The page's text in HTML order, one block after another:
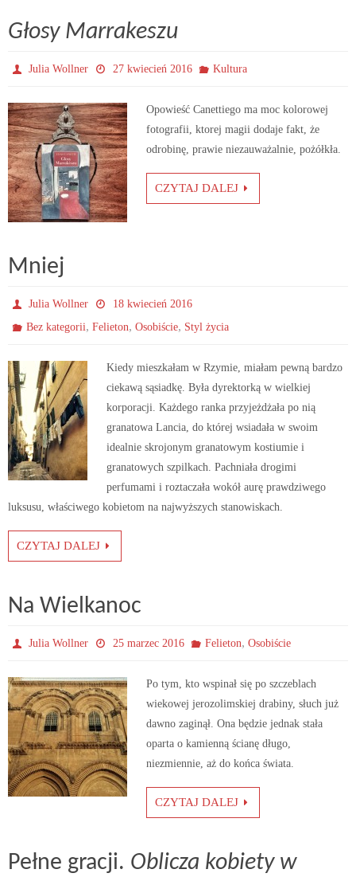
Głosy Marrakeszu
Julia Wollner 27 kwiecień 2016 Kultura
Opowieść Canettiego ma moc kolorowej
fotografii, ktorej magii dodaje fakt, że
odrobinę, prawie niezauważalnie, pożółkła.
CZYTAJ DALEJ
Mniej
Julia Wollner
18 kwiecień 2016
Bez kategorii,Felieton,Osobiście, Styl życia
Kiedy mieszkałam w Rzymie, miałam pewną bardzo
ciekawą sąsiadkę. Była dyrektorką w wielkiej
korporacji. Każdego ranka przyjeżdżała po nią
granatowa Lancia, do której wsiadała w swoim
idealnie skrojonym granatowym kostiumie i
granatowych szpilkach. Pachniała drogimi
perfumami i roztaczała wokół aurę prawdziwego
luksusu, właściwego kobietom na najwyższych stanowiskach.
CZYTAJ DALEJ
Na Wielkanoc
Julia Wollner 25 marzec 2016 Felieton, Osobiście
Po tym, kto wspinał się po szczeblach
wiekowej jerozolimskiej drabiny, słuch już
dawno zaginął. Ona będzie jednak stała
oparta o kamienną ścianę długo,
niezmiennie, aż do końca świata.
CZYTAJ DALEJ
Pełne gracji. Oblicza kobiety w